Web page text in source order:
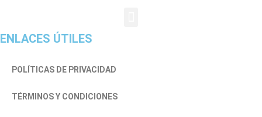
ENLACES ÚTILES
POLÍTICAS DE PRIVACIDAD
TÉRMINOS Y CONDICIONES